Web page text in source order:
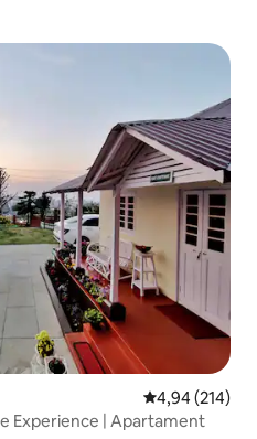
Wybór gości
Średnia
4,94 (214)
Experience | Apartament